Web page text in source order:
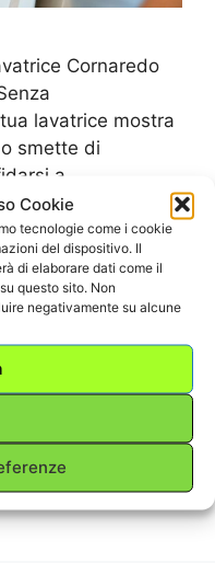
Cookie
tecnologie come i cookie
del dispositivo. Il
di elaborare dati come il
questo sito. Non
negativamente su alcune
Cornaredo
lavatrice mostra
smette di
a
che il tuo
senza
di fiducia
Lavatrice
Lavatrice